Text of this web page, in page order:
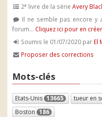
2e livre de la sérieAvery
Il ne semble pas encore y
forum... Cliquez ici pour en
Soumis le 01/07/2020 par El
Proposer des corrections
Mots-clés
Etats-Unis 13665 tueur en
Boston 186